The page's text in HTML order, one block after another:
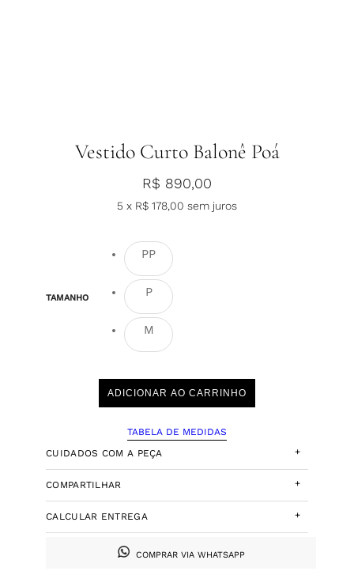
Vestido Curto Balonê Poá
R$ 890,00
5 x R$ 178,00 sem juros
TAMANHO
PP
P
M
ADICIONAR AO CARRINHO
TABELA DE MEDIDAS
CUIDADOS COM A PEÇA
+
COMPARTILHAR +
CALCULAR ENTREGA +
COMPRAR VIA WHATSAPP